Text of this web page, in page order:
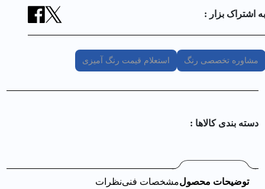
به اشتراک بزار :
مشاوره تخصصی رنگ استعلام قیمت رنگ آمیزی
دسته بندی کالا‌ها :
توضیحات محصولمشخصات فنینظرات